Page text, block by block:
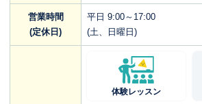
営業時間
(定休日)
平日 9:00～17:00
(土、日曜日)
体験レッスン